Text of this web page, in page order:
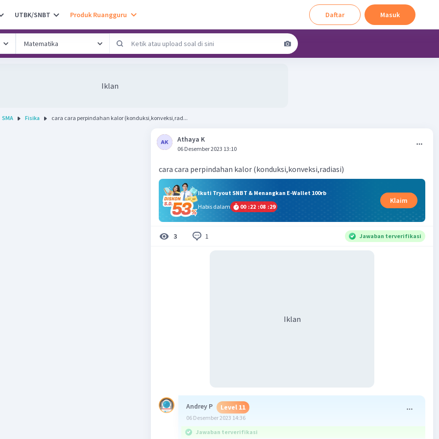
UTBK/SNBT Produk Ruangguru Daftar Masuk
Iklan
SMA Fisika cara cara perpindahan kalor (konduksi,konveksi,rad...
Athaya K
06 Desember 2023 13:10
cara cara perpindahan kalor (konduksi,konveksi,radiasi)
Ikuti Tryout SNBT & Menangkan E-Wallet 100rb
Habis dalam
00 :22 :08 :28
Klaim
3 1 Jawaban terverifikasi
Iklan
Andrey P Level 11
06 Desember 2023 14:36
Jawaban terverifikasi